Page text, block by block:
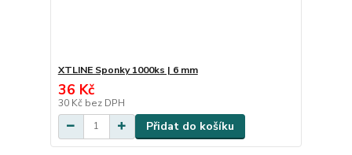
XTLINE Sponky 1000ks | 6 mm
36 Kč
30 Kč bez DPH
Přidat do košíku